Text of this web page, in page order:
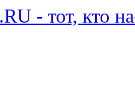
- тот, кто